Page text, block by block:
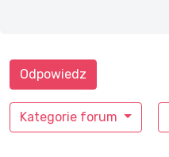
Kategorie forum
Odpowiedz